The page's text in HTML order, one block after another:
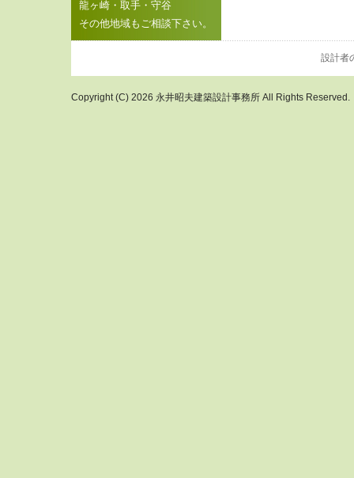
龍ヶ崎・取手・守谷
その他地域もご相談下さい。
設計者
Copyright (C) 2026 永井昭夫建築設計事務所 All Rights Reserved.